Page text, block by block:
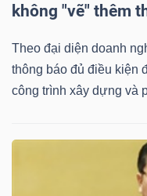
không "vẽ" thêm
Theo đại diện doanh
thông báo đủ điều kiện
công trình xây dựng và